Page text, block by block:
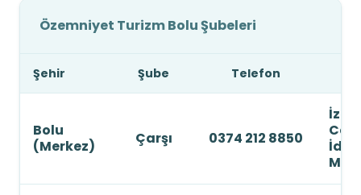
Özemniyet Turizm Bolu Şubeleri
Şehir Şube Telefon
Bolu
(Merkez)
Çarşı 0374 212 8850